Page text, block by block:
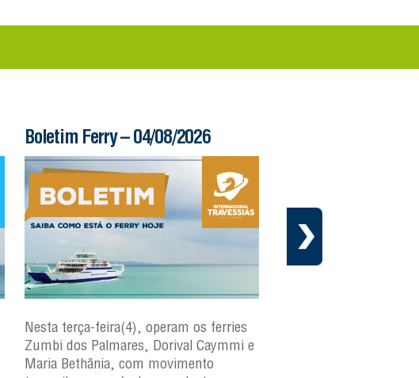
Boletim Ferry – 04/08/2026
Nesta terça-feira(4), operam os ferries
Zumbi dos Palmares, Dorival Caymmi e
Maria Bethânia, com movimento